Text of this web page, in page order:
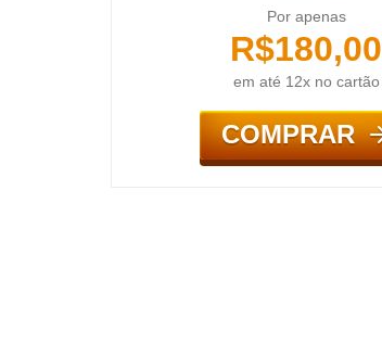
Por apenas
R$180,00
em até 12x no cartão
COMPRAR